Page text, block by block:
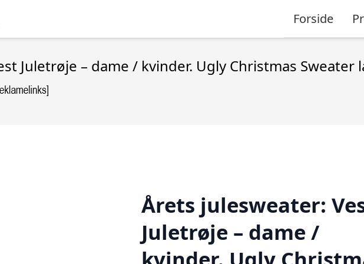
Forside
Juletrøje – dame / kvinder. Ugly Christmas Sweater
Årets julesweater:
Juletrøje – dame /